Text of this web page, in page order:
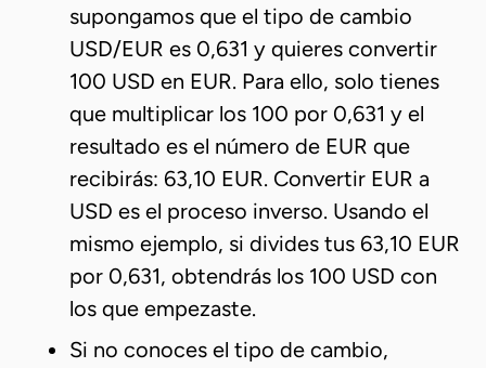
supongamos que el tipo de cambio
USD/EUR es 0,631 y quieres convertir
100 USD en EUR. Para ello, solo tienes
que multiplicar los 100 por 0,631 y el
resultado es el número de EUR que
recibirás: 63,10 EUR. Convertir EUR a
USD es el proceso inverso. Usando el
mismo ejemplo, si divides tus 63,10 EUR
por 0,631, obtendrás los 100 USD con
los que empezaste.
Si no conoces el tipo de cambio,